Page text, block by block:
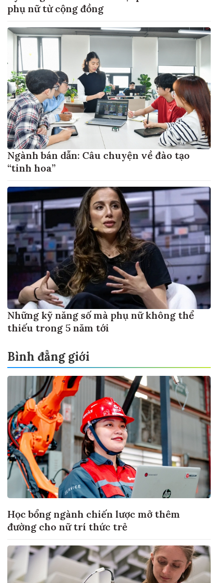
phụ nữ từ cộng đồng
Ngành bán dẫn: Câu chuyện về đào tạo
“tinh hoa”
Những kỹ năng số mà phụ nữ không thể
thiếu trong 5 năm tới
Bình đẳng giới
Học bổng ngành chiến lược mở thêm
đường cho nữ trí thức trẻ